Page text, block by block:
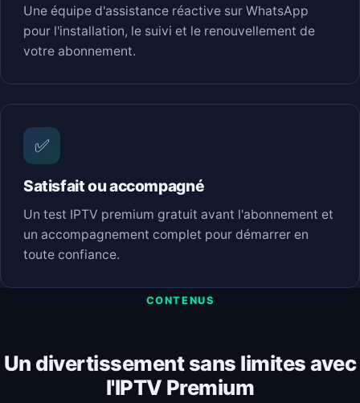
Une équipe d'assistance réactive sur WhatsApp
pour l'installation, le suivi et le renouvellement de
votre abonnement.
✅
Satisfait ou accompagné
Un test IPTV premium gratuit avant l'abonnement et
un accompagnement complet pour démarrer en
toute confiance.
CONTENUS
Un divertissement sans limites avec
l'IPTV Premium